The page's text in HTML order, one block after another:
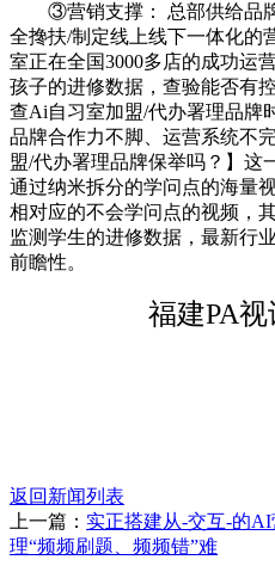
③营销支撑： 总部供给品牌
全搀扶/制定线上线下一体化的
室正在全国3000多店的成功运
孩子的进修数据，查验能否有
查Ai自习室加盟/代办署理品牌
品牌合作力不脚、运营系统不
盟/代办署理品牌保举吗？】这
通过纳米拆分的学问点的海量
相对应的不会学问点的视频，
监测学生的进修数据，最新行
前瞻性。
福建PA
返回新闻列表
上一篇： 实正搭建从-交互-的AI
理“频频刷题、频频错”难